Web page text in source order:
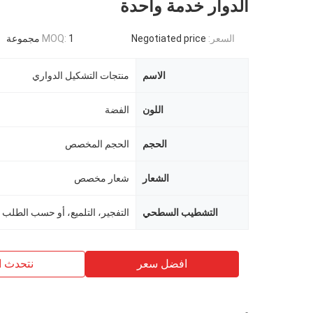
الدوار خدمة واحدة
السعر: Negotiated price
MOQ: 1 مجموعة
الاسم منتجات التشكيل الدواري
اللون الفضة
الحجم الحجم المخصص
الشعار شعار مخصص
التشطيب السطحي التفجير، التلميع، أو حسب الطلب
افضل سعر نتحدث